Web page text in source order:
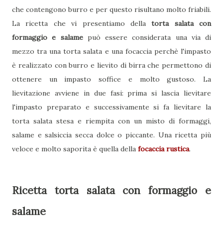
che contengono burro e per questo risultano molto friabili.
La ricetta che vi presentiamo dellatorta salata con
formaggio e salamepuò essere considerata una via di
mezzo tra una torta salata e una focaccia perchè l'impasto
è realizzato con burro e lievito di birra che permettono di
ottenere un impasto soffice e molto gustoso. La
lievitazione avviene in due fasi: prima si lascia lievitare
l'impasto preparato e successivamente si fa lievitare la
torta salata stesa e riempita con un misto di formaggi,
salame e salsiccia secca dolce o piccante. Una ricetta più
veloce e molto saporita è quella della focaccia rustica.
Ricetta torta salata con formaggio e
salame